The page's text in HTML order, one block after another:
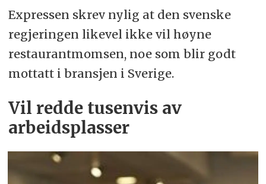
Expressen skrev nylig at den svenske
regjeringen likevel ikke vil høyne
restaurantmomsen, noe som blir godt
mottatt i bransjen i Sverige.
Vil redde tusenvis av
arbeidsplasser